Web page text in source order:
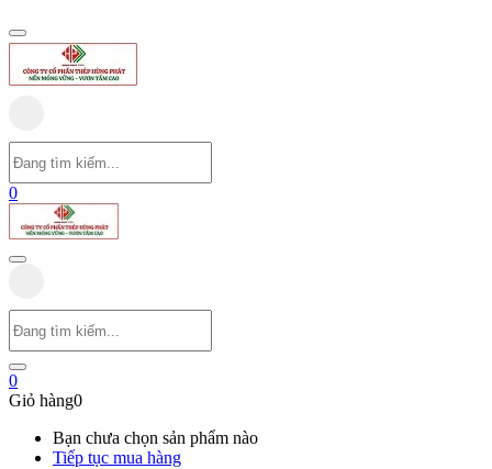
0
0
Giỏ hàng0
Bạn chưa chọn sản phẩm nào
Tiếp tục mua hàng